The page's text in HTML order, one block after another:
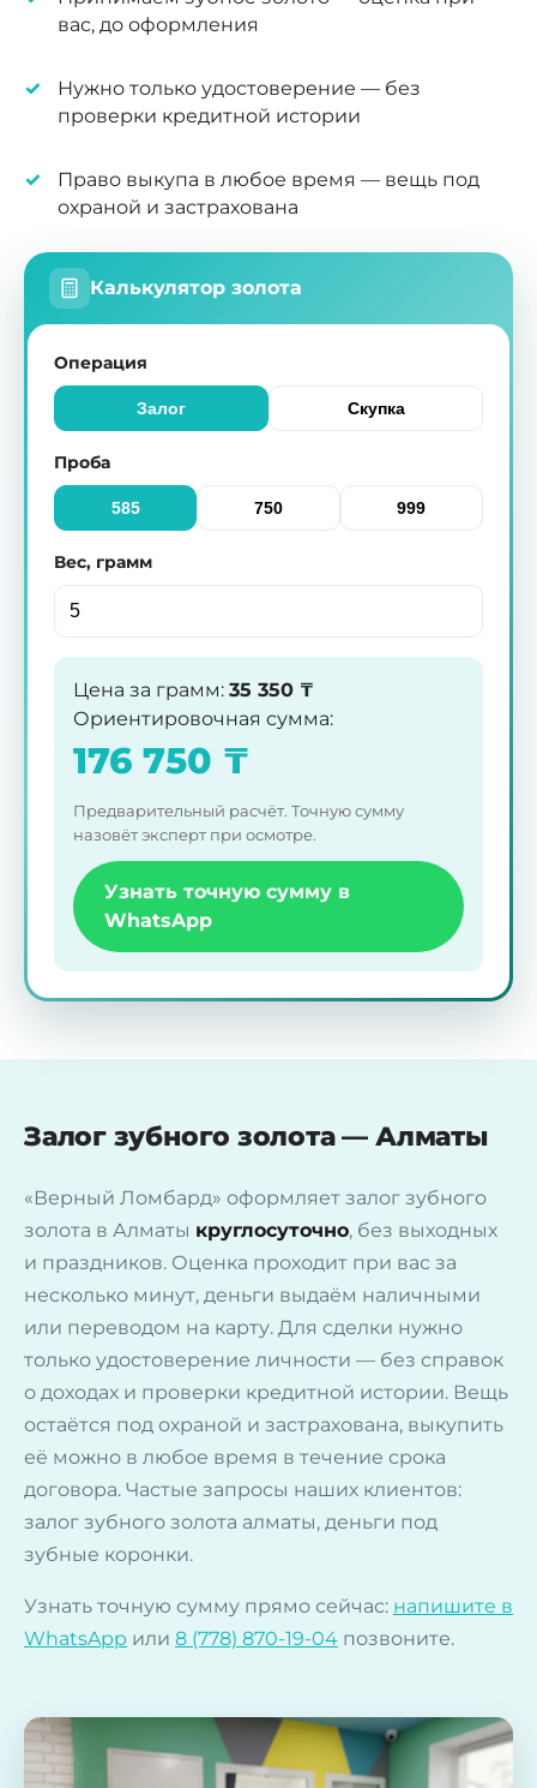
вас, до оформления
Нужно только удостоверение — без
проверки кредитной истории
Право выкупа в любое время — вещь под
охраной и застрахована
Калькулятор золота
Операция
Залог Скупка
Проба
585 750 999
Вес, грамм
Цена за грамм: 35 350 ₸
Ориентировочная сумма:
176 750 ₸
Предварительный расчёт. Точную сумму
назовёт эксперт при осмотре.
Узнать точную сумму в
WhatsApp
Залог зубного золота — Алматы
«Верный Ломбард» оформляет залог зубного
золота в Алматы круглосуточно, без выходных
и праздников. Оценка проходит при вас за
несколько минут, деньги выдаём наличными
или переводом на карту. Для сделки нужно
только удостоверение личности — без справок
о доходах и проверки кредитной истории. Вещь
остаётся под охраной и застрахована, выкупить
её можно в любое время в течение срока
договора. Частые запросы наших клиентов:
залог зубного золота алматы, деньги под
зубные коронки.
Узнать точную сумму прямо сейчас: напишите в
WhatsApp или 8 (778) 870-19-04 позвоните.